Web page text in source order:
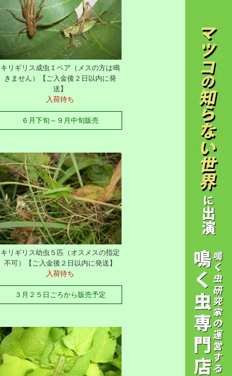
キリギリス成虫１ペア（メスの方は鳴
きません）【ご入金後２日以内に発
送】
入荷待ち
６月下旬～９月中旬販売
キリギリス幼虫５匹（オスメスの指定
不可）【ご入金後２日以内に発送】
入荷待ち
３月２５日ごろから販売予定